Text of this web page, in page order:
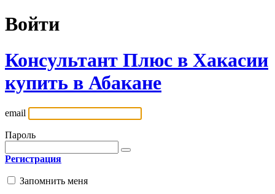
Войти
Консультант Плюс в Хакасии
купить в Абакане
email
Пароль
Регистрация
Запомнить меня